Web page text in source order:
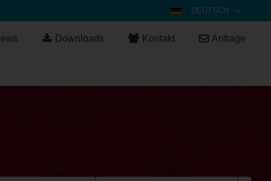
DEUTSCH
FRANÇAIS
中文
Downloads Kontakt Anfrage